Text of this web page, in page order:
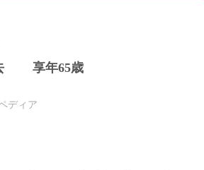
享年65歳